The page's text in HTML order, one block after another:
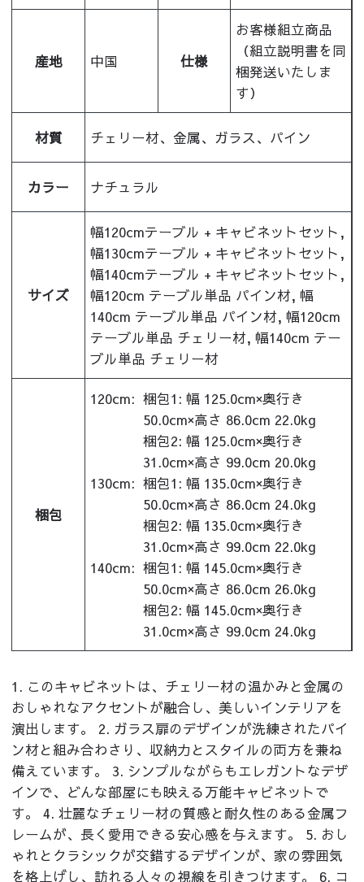
産地 中国 仕様
お客様組立商品
（組立説明書を同
梱発送いたしま
す）
材質 チェリー材、金属、ガラス、パイン
カラー ナチュラル
サイズ
幅120cmテーブル + キャビネットセット,
幅130cmテーブル + キャビネットセット,
幅140cmテーブル + キャビネットセット,
幅120cm テーブル単品 パイン材, 幅
140cm テーブル単品 パイン材, 幅120cm
テーブル単品 チェリー材, 幅140cm テー
ブル単品 チェリー材
梱包
120cm: 梱包1: 幅 125.0cm×奥行き
50.0cm×高さ 86.0cm 22.0kg
梱包2: 幅 125.0cm×奥行き
31.0cm×高さ 99.0cm 20.0kg
130cm: 梱包1: 幅 135.0cm×奥行き
50.0cm×高さ 86.0cm 24.0kg
梱包2: 幅 135.0cm×奥行き
31.0cm×高さ 99.0cm 22.0kg
140cm: 梱包1: 幅 145.0cm×奥行き
50.0cm×高さ 86.0cm 26.0kg
梱包2: 幅 145.0cm×奥行き
31.0cm×高さ 99.0cm 24.0kg
1. このキャビネットは、チェリー材の温かみと金属の
おしゃれなアクセントが融合し、美しいインテリアを
演出します。 2. ガラス扉のデザインが洗練されたパイ
ン材と組み合わさり、収納力とスタイルの両方を兼ね
備えています。 3. シンプルながらもエレガントなデザ
インで、どんな部屋にも映える万能キャビネットで
す。 4. 壮麗なチェリー材の質感と耐久性のある金属フ
レームが、長く愛用できる安心感を与えます。 5. おし
ゃれとクラシックが交錯するデザインが、家の雰囲気
を格上げし、訪れる人々の視線を引きつけます。 6. コ